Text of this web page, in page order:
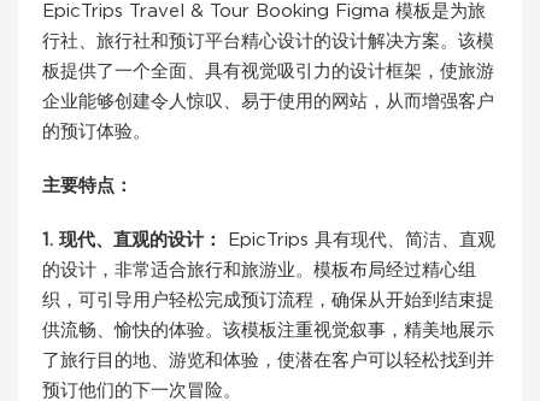
EpicTrips Travel & Tour Booking Figma 模板是为旅
行社、旅行社和预订平台精心设计的设计解决方案。该模
板提供了一个全面、具有视觉吸引力的设计框架，使旅游
企业能够创建令人惊叹、易于使用的网站，从而增强客户
的预订体验。
主要特点：
1. 现代、直观的设计：
EpicTrips 具有现代、简洁、直观
的设计，非常适合旅行和旅游业。模板布局经过精心组
织，可引导用户轻松完成预订流程，确保从开始到结束提
供流畅、愉快的体验。该模板注重视觉叙事，精美地展示
了旅行目的地、游览和体验，使潜在客户可以轻松找到并
预订他们的下一次冒险。